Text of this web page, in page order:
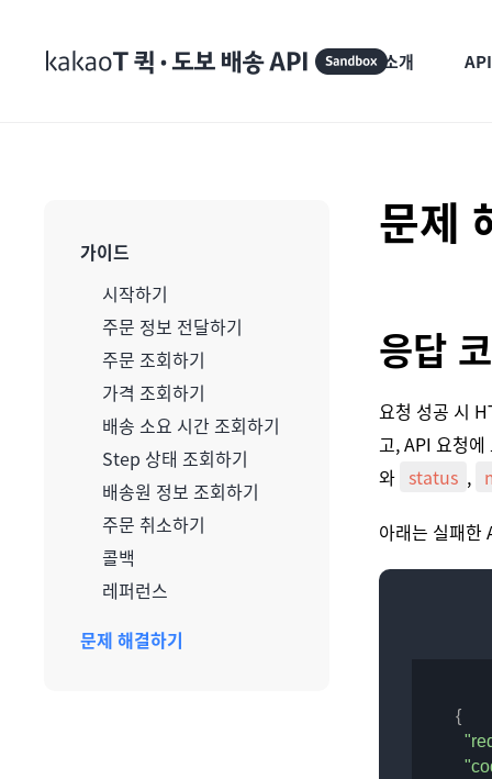
제품소개
가이드
시작하기
주문 정보 전달하기
주문 조회하기
가격 조회하기
배송 소요 시간 조회하기
Step 상태 조회하기
배송원 정보 조회하기
주문 취소하기
콜백
레퍼런스
문제 해결하기
문제
응답
요청 성공 시
고, API 요청
와 status ,
아래는 실패한
{